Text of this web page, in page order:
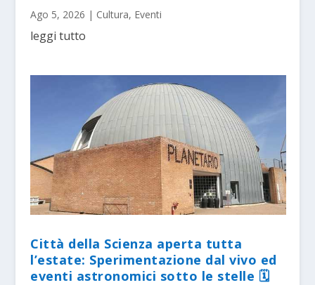
Ago 5, 2026 | Cultura, Eventi
leggi tutto
Città della Scienza aperta tutta
l’estate: Sperimentazione dal vivo ed
eventi astronomici sotto le stelle 🗓